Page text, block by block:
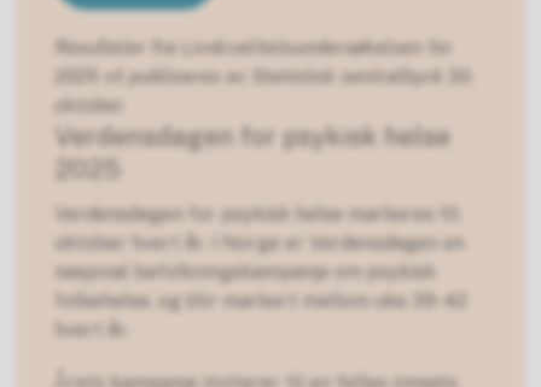
Resultater fra Livskvalitetsundersøkelsen for
2025 vil publiseres av Statistisk sentralbyrå 30.
oktober.
Verdensdagen for psykisk helse
2025
Verdensdagen for psykisk helse markeres 10.
oktober hvert år. I Norge er Verdensdagen en
nasjonal befolkningskampanje om psykisk
folkehelse, og blir markert mellom uke 39-42
hvert år.